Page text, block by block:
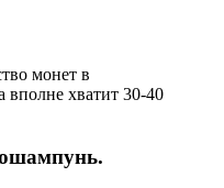
монет в
вполне хватит 30-40